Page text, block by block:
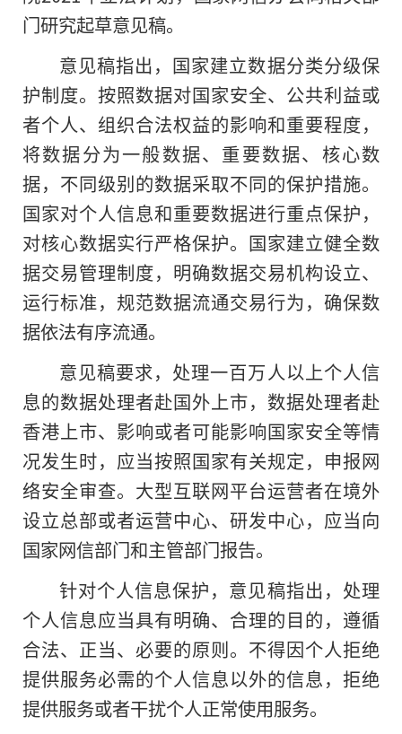
门研究起草意见稿。
意见稿指出，国家建立数据分类分级保
护制度。按照数据对国家安全、公共利益或
者个人、组织合法权益的影响和重要程度，
将数据分为一般数据、重要数据、核心数
据，不同级别的数据采取不同的保护措施。
国家对个人信息和重要数据进行重点保护，
对核心数据实行严格保护。国家建立健全数
据交易管理制度，明确数据交易机构设立、
运行标准，规范数据流通交易行为，确保数
据依法有序流通。
意见稿要求，处理一百万人以上个人信
息的数据处理者赴国外上市，数据处理者赴
香港上市、影响或者可能影响国家安全等情
况发生时，应当按照国家有关规定，申报网
络安全审查。大型互联网平台运营者在境外
设立总部或者运营中心、研发中心，应当向
国家网信部门和主管部门报告。
针对个人信息保护，意见稿指出，处理
个人信息应当具有明确、合理的目的，遵循
合法、正当、必要的原则。不得因个人拒绝
提供服务必需的个人信息以外的信息，拒绝
提供服务或者干扰个人正常使用服务。